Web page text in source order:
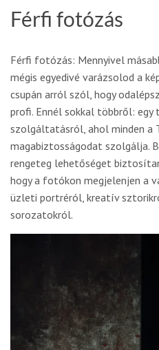
Férfi fotózás
Férfi fotózás: Mennyivel
mégis egyedivé varázsolod a
csupán arról szól, hogy
profi. Ennél sokkal többről:
szolgáltatásról, ahol minden a
magabiztosságodat szolgálja.
rengeteg lehetőséget
hogy a fotókon megjelenjen a
üzleti portréról, kreatív
sorozatokról.